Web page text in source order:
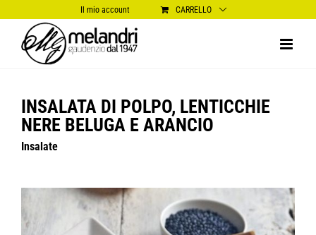
al
contenuto
Il mio account CARRELLO
INSALATA DI POLPO, LENTICCHIE
NERE BELUGA E ARANCIO
Insalate